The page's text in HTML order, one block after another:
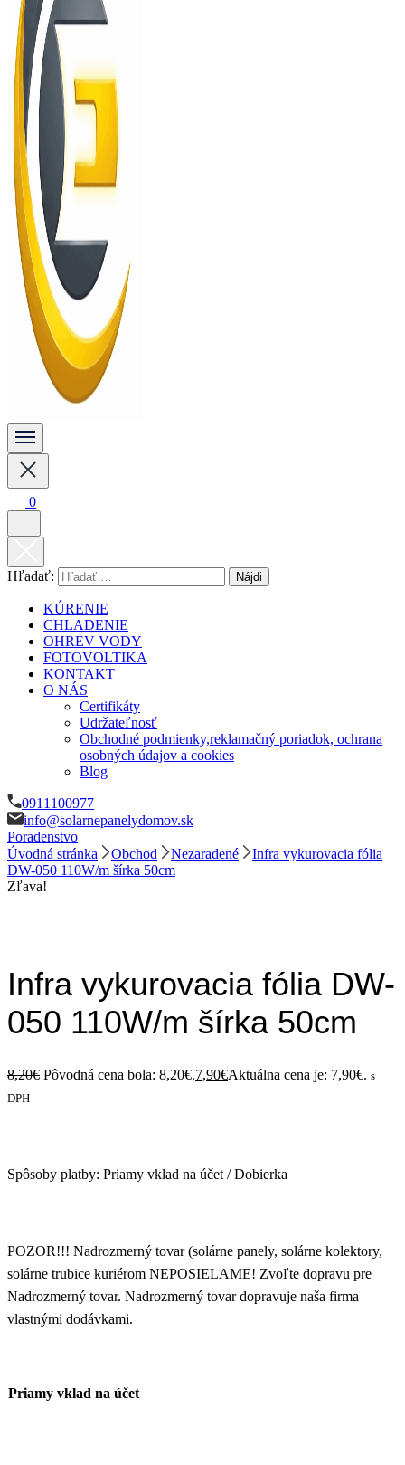
solarnepanelydomov.sk
Vykurovanie, chladenie, ohrev vody a fotovoltika
0
Hľadať:
KÚRENIE
CHLADENIE
OHREV VODY
FOTOVOLTIKA
KONTAKT
O NÁS
Certifikáty
Udržateľnosť
Obchodné podmienky,reklamačný poriadok, ochrana
osobných údajov a cookies
Blog
0911100977
info@solarnepanelydomov.sk
Poradenstvo
Úvodná stránka
Obchod Nezaradené
Infra vykurovacia fólia
DW-050 110W/m šírka 50cm
Zľava!
Infra vykurovacia fólia DW-
050 110W/m šírka 50cm
8,20€ Pôvodná cena bola: 8,20€.7,90€Aktuálna cena je: 7,90€. s
DPH
Spôsoby platby: Priamy vklad na účet / Dobierka
POZOR!!! Nadrozmerný tovar (solárne panely, solárne kolektory,
solárne trubice kuriérom NEPOSIELAME! Zvoľte dopravu pre
Nadrozmerný tovar. Nadrozmerný tovar dopravuje naša firma
vlastnými dodávkami.
Priamy vklad na účet